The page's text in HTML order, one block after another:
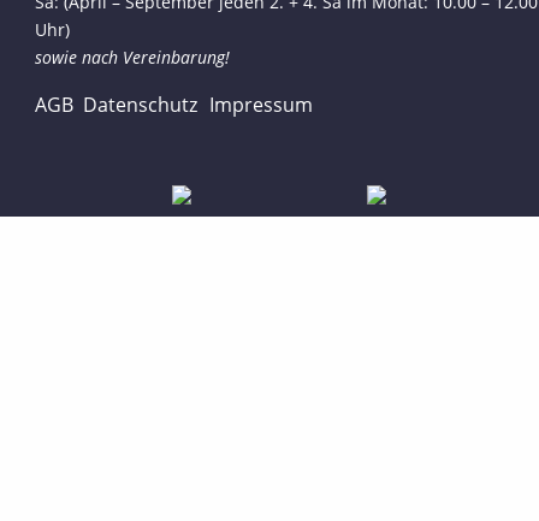
Uhr)
sowie nach Vereinbarung!
AGB Datenschutz Impressum